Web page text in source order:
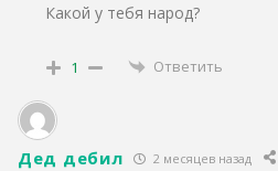
Какой у тебя народ?
1 Ответить
Дед дебил 2 месяцев назад